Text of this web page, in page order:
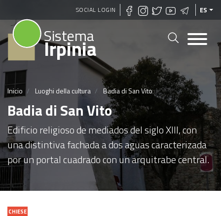
Pasar
al
SOCIAL LOGIN ES
Sistema
Irpinia
Inicio Luoghi della cultura Badia di San Vito
Badia di San Vito
Edificio religioso de mediados del siglo XIII, con
una distintiva fachada a dos aguas caracterizada
por un portal cuadrado con un arquitrabe central.
CHIESE